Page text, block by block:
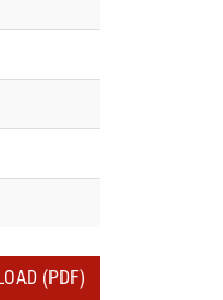
(PDF)